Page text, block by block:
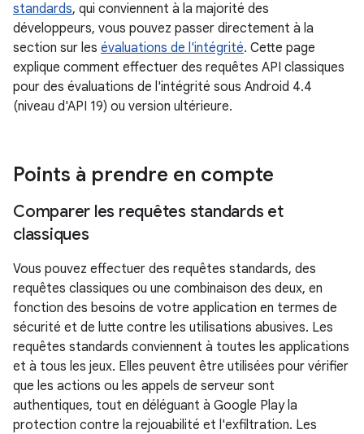
standards, qui conviennent à la majorité des
développeurs, vous pouvez passer directement à la
section sur les évaluations de l'intégrité. Cette page
explique comment effectuer des requêtes API classiques
pour des évaluations de l'intégrité sous Android 4.4
(niveau d'API 19) ou version ultérieure.
Points à prendre en compte
Comparer les requêtes standards et
classiques
Vous pouvez effectuer des requêtes standards, des
requêtes classiques ou une combinaison des deux, en
fonction des besoins de votre application en termes de
sécurité et de lutte contre les utilisations abusives. Les
requêtes standards conviennent à toutes les applications
et à tous les jeux. Elles peuvent être utilisées pour vérifier
que les actions ou les appels de serveur sont
authentiques, tout en déléguant à Google Play la
protection contre la rejouabilité et l'exfiltration. Les